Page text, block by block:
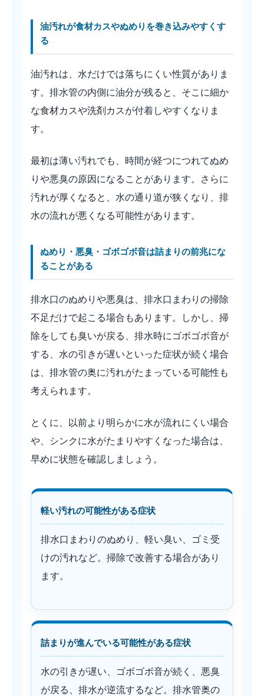
油汚れが食材カスやぬめりを巻き込みやすくす
る
油汚れは、水だけでは落ちにくい性質がありま
す。排水管の内側に油分が残ると、そこに細か
な食材カスや洗剤カスが付着しやすくなりま
す。
最初は薄い汚れでも、時間が経つにつれてぬめ
りや悪臭の原因になることがあります。さらに
汚れが厚くなると、水の通り道が狭くなり、排
水の流れが悪くなる可能性があります。
ぬめり・悪臭・ゴボゴボ音は詰まりの前兆にな
ることがある
排水口のぬめりや悪臭は、排水口まわりの掃除
不足だけで起こる場合もあります。しかし、掃
除をしても臭いが戻る、排水時にゴボゴボ音が
する、水の引きが遅いといった症状が続く場合
は、排水管の奥に汚れがたまっている可能性も
考えられます。
とくに、以前より明らかに水が流れにくい場合
や、シンクに水がたまりやすくなった場合は、
早めに状態を確認しましょう。
軽い汚れの可能性がある症状
排水口まわりのぬめり、軽い臭い、ゴミ受
けの汚れなど。掃除で改善する場合があり
ます。
詰まりが進んでいる可能性がある症状
水の引きが遅い、ゴボゴボ音が続く、悪臭
が戻る、排水が逆流するなど。排水管奥の